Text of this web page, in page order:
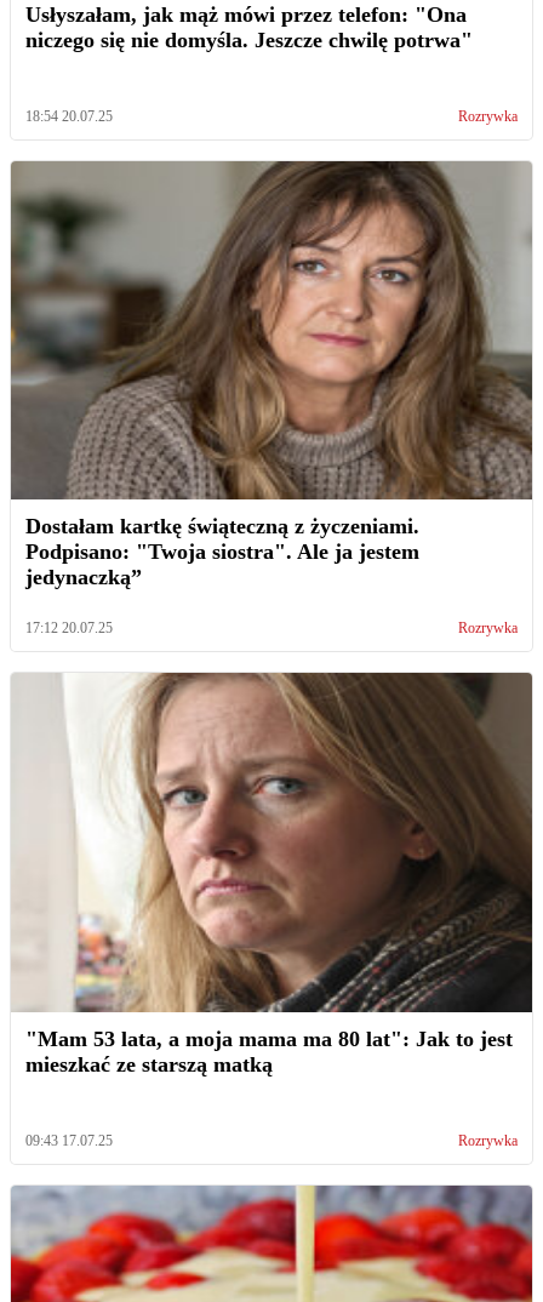
Usłyszałam, jak mąż mówi przez telefon: "Ona
niczego się nie domyśla. Jeszcze chwilę potrwa"
18:54 20.07.25 Rozrywka
Dostałam kartkę świąteczną z życzeniami.
Podpisano: "Twoja siostra". Ale ja jestem
jedynaczką”
17:12 20.07.25 Rozrywka
"Mam 53 lata, a moja mama ma 80 lat": Jak to jest
mieszkać ze starszą matką
09:43 17.07.25 Rozrywka